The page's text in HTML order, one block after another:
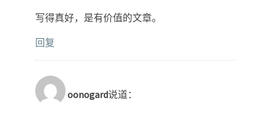
写得真好，是有价值的文章。
回复
oonogard说道：